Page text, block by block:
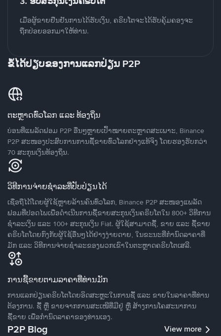
ເມື່ອຜູ້ຂາຍຢືນຢັນການໄດ້ຮັບເງິນ, ຄຣິບໂຕຈະໄດ້ຮັບຄຸ້ມຄອງຈະ
ຖືກປ່ອຍອອກມາໃຫ້ທ່ານ.
ຂໍ້ໄດ້ປຽບຂອງການແລກປ່ຽນ P2P
ຕະຫຼາດທົ່ວໂລກ ແລະ ທ້ອງຖິ່ນ
ບ່ອນທີ່ແພລັດຟອມ P2P ອື່ນໆຫຼາຍເປົ້າໝາຍຕະຫຼາດສະເພາະ, Binance
P2P ສະໜອງປະສົບການການຊື້ຂາຍທົ່ວໂລກຢ່າງແທ້ຈິງ ໂດຍຮອງຮັບກວ່າ
70 ສະກຸນເງິນທ້ອງຖິ່ນ.
ວິທີການຈ່າຍຊຳລະທີ່ປັບປ່ຽນໄດ້
ເຊື່ອຖືໄດ້ໂດຍຜູ້ໃຊ້ຫຼາຍລ້ານຄົນທົ່ວໂລກ, Binance P2P ສະໜອງແພລັດ
ຟອມທີ່ປອດໄພເພື່ອດໍາເນີນການຊື້ຂາຍສະກຸນເງິນຄຣິບໂຕໃນ 800+ ວິທີການ
ຊໍາລະເງິນ ແລະ 100+ ສະກຸນເງິນ Fiat. ຜູ້ໃຊ້ສາມາດຊື້, ຂາຍ ແລະ ຊື້ຂາຍ
ຄຣິບໂຕໂດຍກົງກັບຜູ້ໃຊ້ອື່ນໆໄດ້ຢ່າງງ່າຍດາຍ, ໃນຂະນະທີ່ກໍານົດລາຄາທີ່
ມັກ ແລະ ວິທີການຈ່າຍຊຳລະຂອງພວກເຂົາໃນຕະຫຼາດຄຣິບໂຕເສລີ.
ການຊື້ຂາຍຕາມລາຄາທີ່ທ່ານມັກ
ການແລກປ່ຽນຄຣິບໂຕໂດຍອິດສະຫຼະໃນການຊື້ ແລະ ຂາຍໃນລາຄາທີ່ທ່ານ
ຕ້ອງການ. ຊື້ ຫຼື ຂາຍຈາກການສະເໜີທີ່ມີຢູ່ ຫຼື ສ້າງການໂຄສະນາການ
ຊື້ຂາຍ ເພື່ອກໍານົດລາຄາຂອງທ່ານເອງ.
P2P Blog View more